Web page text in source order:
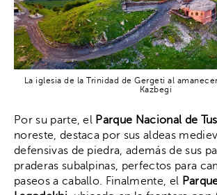
La iglesia de la Trinidad de Gergeti al
Kazbegi
Por su parte, el Parque Nacional de
noreste, destaca por sus aldeas
defensivas de piedra, además de sus
praderas subalpinas, perfectos para
paseos a caballo. Finalmente, el